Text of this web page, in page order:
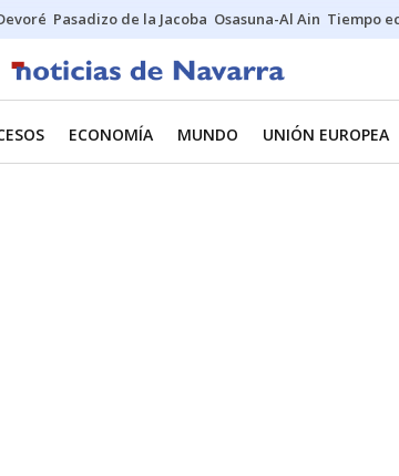
Pasadizo de la Jacoba Osasuna-Al Ain Tiempo
ECONOMÍA MUNDO UNIÓN EUROPEA